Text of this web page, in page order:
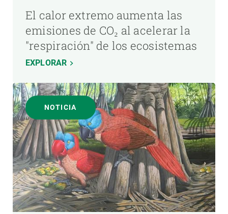
El calor extremo aumenta las
emisiones de CO₂ al acelerar la
"respiración" de los ecosistemas
EXPLORAR
NOTICIA